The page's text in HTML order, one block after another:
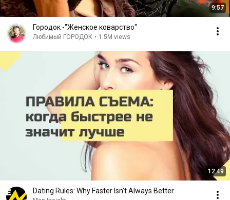
9:57
Городок -"Женское коварство"
Любимый ГОРОДОК • 1.5M views
12:49
Dating Rules: Why Faster Isn't Always Better